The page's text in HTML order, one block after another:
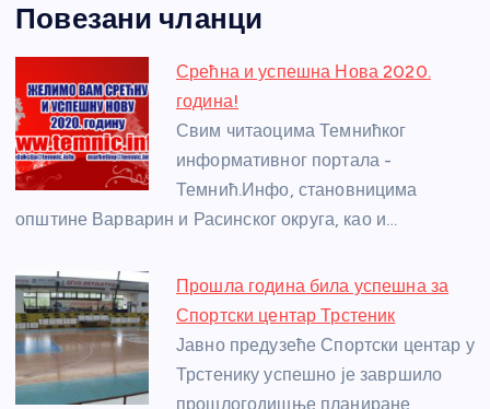
c
e
b
o
o
k
ss
e
n
g
er
itt
er
er at
s
A
p
p
a
e
e
e
Повезани чланци
Срећна и успешна Нова 2020.
година!
Свим читаоцима Темнићког
информативног портала -
Темнић.Инфо, становницима
општине Варварин и Расинског округа, као и…
Прошла година била успешна за
Спортски центар Трстеник
Јавно предузеће Спортски центар у
Трстенику успешно је завршило
прошлогодишње планиране